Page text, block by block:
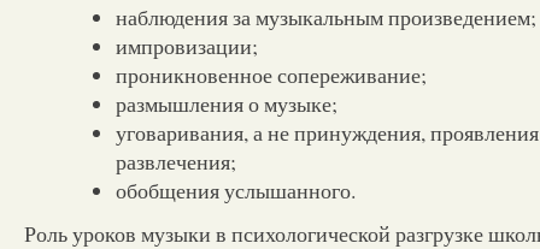
наблюдения за музыкальным произведением;
импровизации;
проникновенное сопереживание;
размышления о музыке;
уговаривания, а не принуждения,
развлечения;
обобщения услышанного.
Роль уроков музыки в психологической разгрузке